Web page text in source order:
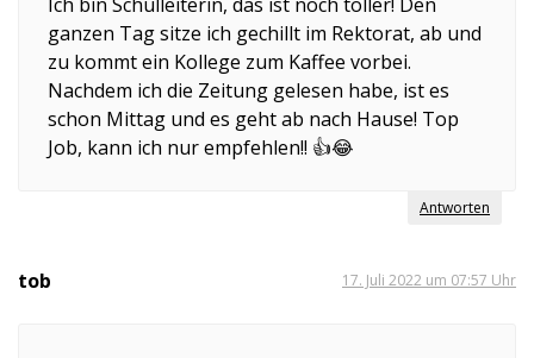
ganzen Tag sitze ich gechillt im Rektorat, ab und
zu kommt ein Kollege zum Kaffee vorbei.
Nachdem ich die Zeitung gelesen habe, ist es
schon Mittag und es geht ab nach Hause! Top
Job, kann ich nur empfehlen!! 👍😂
Antworten
tob 17. Juli 2022 um 07:57 Uhr